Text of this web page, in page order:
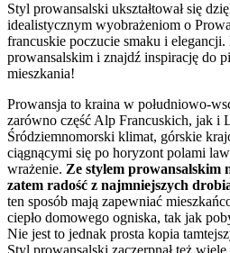
Styl prowansalski ukształtował się
idealistycznym wyobrażeniom o
francuskie poczucie smaku i
prowansalskim i znajdź inspirację do
mieszkania!
Prowansja to kraina w południowo-
zarówno część Alp Francuskich, jak i
Śródziemnomorski klimat, górskie
ciągnącymi się po horyzont polami
wrażenie. Ze stylem prowansalskim
zatem radość z najmniejszych
ten sposób mają zapewniać
ciepło domowego ogniska, tak jak
Nie jest to jednak prosta kopia